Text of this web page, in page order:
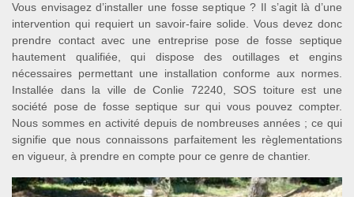
Vous envisagez d’installer une fosse septique ? Il s’agit là d’une
intervention qui requiert un savoir-faire solide. Vous devez donc
prendre contact avec une entreprise pose de fosse septique
hautement qualifiée, qui dispose des outillages et engins
nécessaires permettant une installation conforme aux normes.
Installée dans la ville de Conlie 72240, SOS toiture est une
société pose de fosse septique sur qui vous pouvez compter.
Nous sommes en activité depuis de nombreuses années ; ce qui
signifie que nous connaissons parfaitement les règlementations
en vigueur, à prendre en compte pour ce genre de chantier.